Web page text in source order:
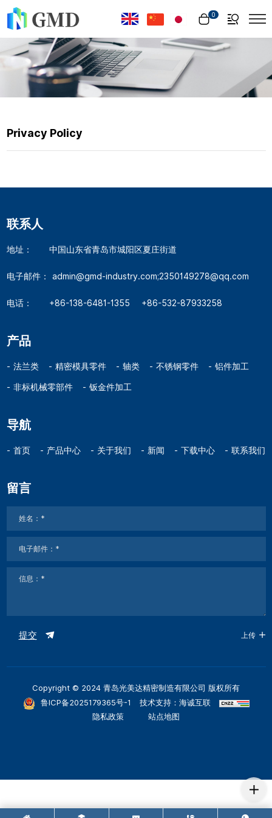
Select Language ▼ 0
Privacy Policy
联系人
地址： 中国山东省青岛市城阳区夏庄街道
电子邮件： admin@gmd-industry.com;2350149278@qq.com
电话： +86-138-6481-1355 +86-532-87933258
产品
法兰类 精密模具零件 轴类 不锈钢零件 铝件加工
非标机械零部件 钣金件加工
导航
首页 产品中心 关于我们 新闻 下载中心 联系我们
留言
提交 上传
Copyright © 2024 青岛光美达精密制造有限公司 版权所有
鲁ICP备2025179365号-1
技术支持：海诚互联
隐私政策
站点地图